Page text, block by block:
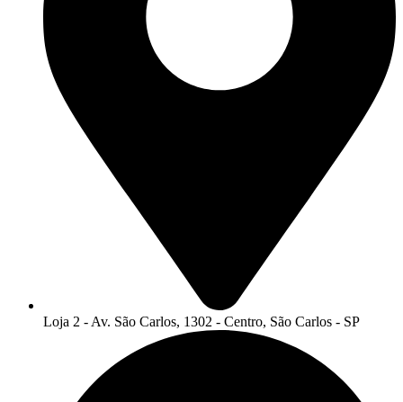
Loja 2 - Av. São Carlos, 1302 - Centro, São Carlos - SP